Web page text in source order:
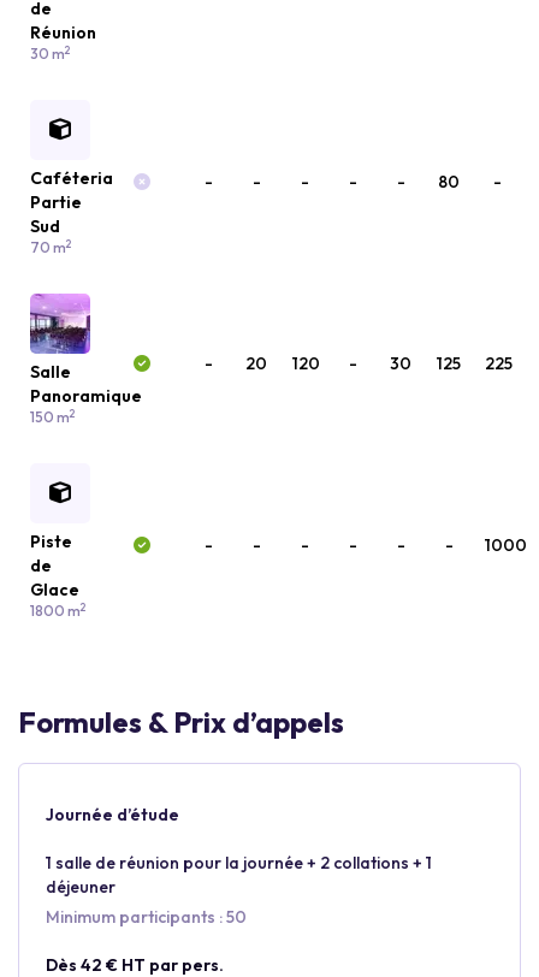
de
Réunion
30 m2
Caféteria
Partie
Sud
70 m2
- - - - - 80 -
Salle
Panoramique
150 m2
- 20 120 - 30 125 225
Piste
de
Glace
1800 m2
- - - - - - 1000
Formules & Prix d’appels
Journée d’étude
1 salle de réunion pour la journée + 2 collations + 1
déjeuner
Minimum participants : 50
Dès 42 € HT par pers.